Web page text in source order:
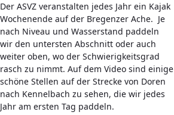
Der ASVZ veranstalten jedes Jahr ein Kajak
Wochenende auf der Bregenzer Ache. Je
nach Niveau und Wasserstand paddeln
wir den untersten Abschnitt oder auch
weiter oben, wo der Schwierigkeitsgrad
rasch zu nimmt. Auf dem Video sind einige
schöne Stellen auf der Strecke von Doren
nach Kennelbach zu sehen, die wir jedes
Jahr am ersten Tag paddeln.